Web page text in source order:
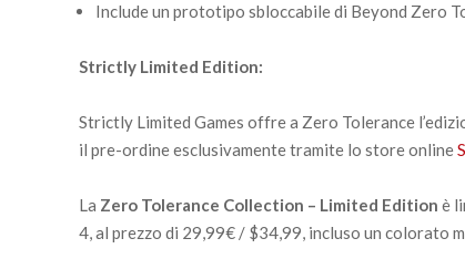
Include un prototipo sbloccabile di Beyond Zero
Strictly Limited Edition:
Strictly Limited Games offre a Zero Tolerance
il pre-ordine esclusivamente tramite lo store online
La Zero Tolerance Collection – Limited Edition è
4, al prezzo di 29,99€ / $34,99, incluso un colorato